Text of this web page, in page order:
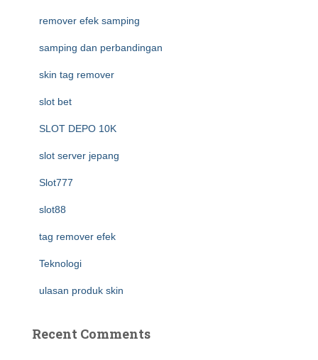
remover efek samping
samping dan perbandingan
skin tag remover
slot bet
SLOT DEPO 10K
slot server jepang
Slot777
slot88
tag remover efek
Teknologi
ulasan produk skin
Recent Comments